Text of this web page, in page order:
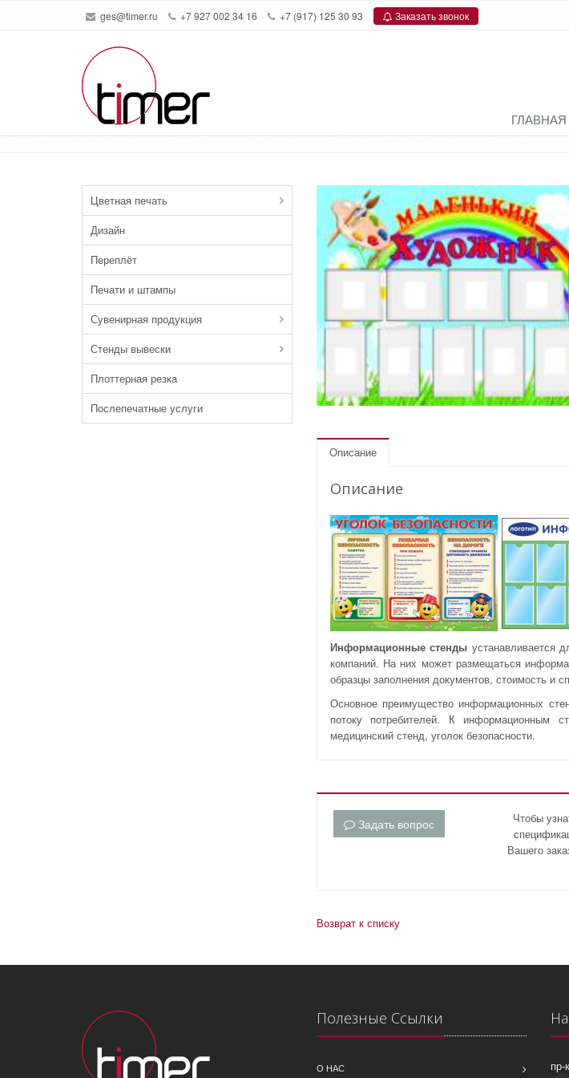
ges@timer.ru +7 927 002 34 16 +7 (917) 125 30 93 Заказать звонок
ГЛАВНАЯ
Информационные стенды
Цветная печать
Дизайн
Переплёт
Печати и штампы
Сувенирная продукция
Стенды вывески
Плоттерная резка
Послепечатные услуги
Описание
Описание
Информационные стенды устанавливается
компаний. На них может размещаться
образцы заполнения документов, стоимость и
Основное преимущество информационных
потоку потребителей. К информационным
медицинский стенд, уголок безопасности.
Задать вопрос
Чтобы
Вашего
Возврат к списку
Полезные Ссылки
О НАС
пр-